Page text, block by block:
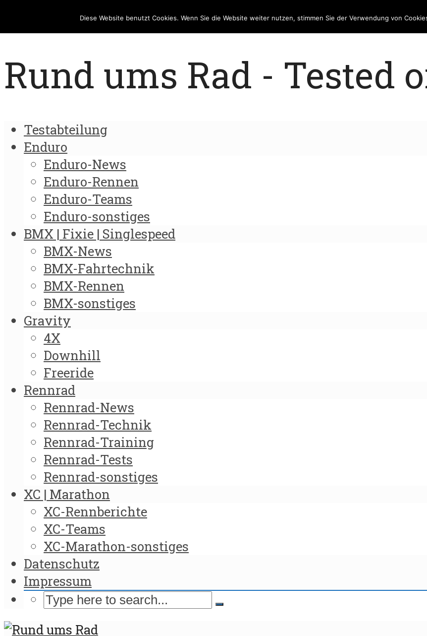
Rund ums Rad - Tested
Testabteilung
Enduro
Enduro-News
Enduro-Rennen
Enduro-Teams
Enduro-sonstiges
BMX | Fixie | Singlespeed
BMX-News
BMX-Fahrtechnik
BMX-Rennen
BMX-sonstiges
Gravity
4X
Downhill
Freeride
Rennrad
Rennrad-News
Rennrad-Technik
Rennrad-Training
Rennrad-Tests
Rennrad-sonstiges
XC | Marathon
XC-Rennberichte
XC-Teams
XC-Marathon-sonstiges
Datenschutz
Impressum
Diese Website benutzt Cookies. Wenn Sie die Website weiter nutzen, stimmen Sie der Verwendung von